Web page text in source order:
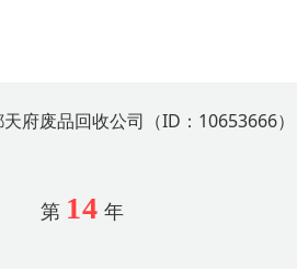
府废品回收公司（ID：10653666）
第 14 年